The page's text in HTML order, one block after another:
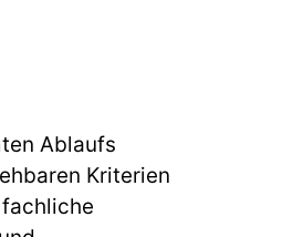
Ablaufs
Kriterien